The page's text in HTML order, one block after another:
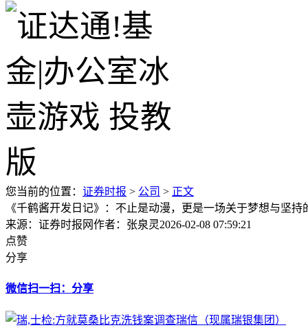
您当前的位置： 证券时报 > 公司 > 正文
《千鹤酱开发日记》：不止是动漫，更是一场关于梦想与坚持
来源：证券时报网作者：张泉灵2026-02-08 07:59:21
点赞
分享
微信扫一扫：分享